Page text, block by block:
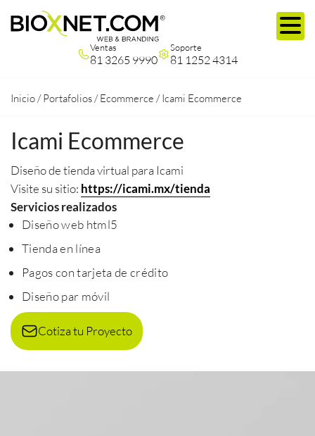
Ventas
81 3265 9990
Soporte
81 1252 4314
Inicio /Portafolios /Ecommerce /Icami Ecommerce
Icami Ecommerce
Diseño de tienda virtual para Icami
Visite su sitio: https://icami.mx/tienda
Servicios realizados
Diseño web html5
Tienda en línea
Pagos con tarjeta de crédito
Diseño par móvil
Cotiza tu Proyecto